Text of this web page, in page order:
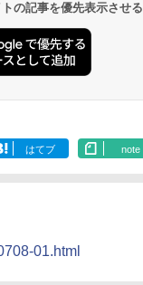
の記事を優先表示させる
はてブ note
01.html